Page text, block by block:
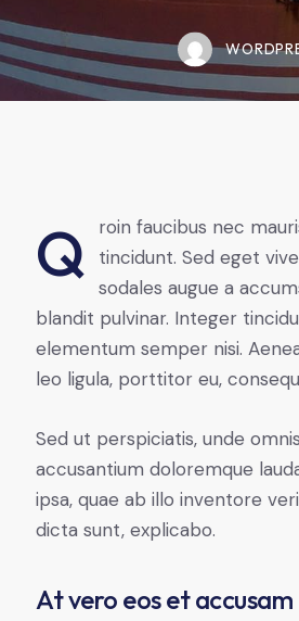
Qroin faucibus nec mauris a sodales, sed elementum mi
tincidunt. Sed eget
sodales augue a
blandit pulvinar. Integer
elementum semper nisi.
leo ligula, porttitor eu,
Sed ut perspiciatis, unde
accusantium doloremque
ipsa, quae ab illo inventore
dicta sunt, explicabo.
At vero eos et accusam